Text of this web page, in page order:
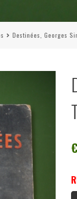
Destinées, Georges
€